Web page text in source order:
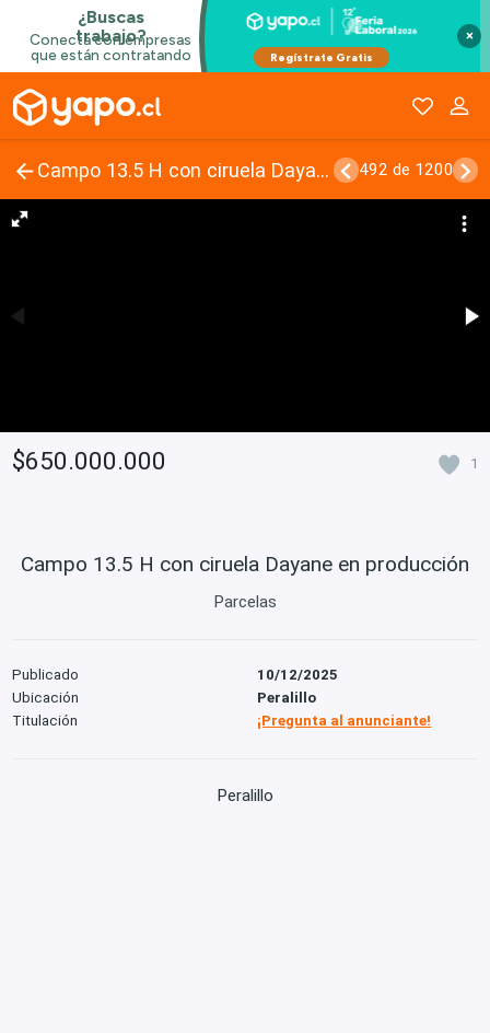
×
Campo 13.5 H con ciruela Dayane en producción 492 de 1200
$650.000.000 1
Campo 13.5 H con ciruela Dayane en producción
Parcelas
Publicado
10/12/2025
Ubicación
Peralillo
Titulación
¡Pregunta al anunciante!
Peralillo